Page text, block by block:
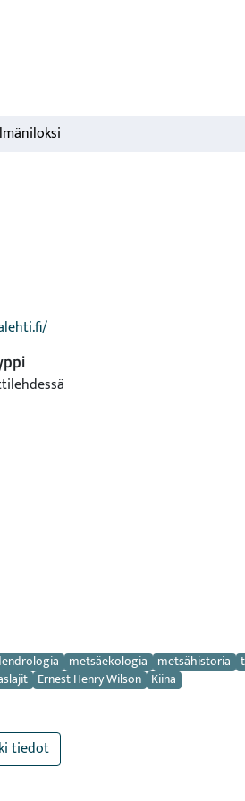
metsäekologia metsähistoria
Ernest Henry Wilson Kiina
tiedot